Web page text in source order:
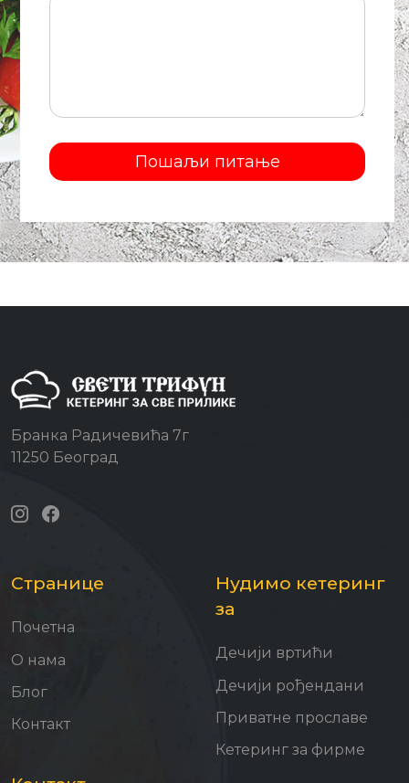
Бранка Радичевића 7г
11250 Београд
Странице
Почетна
О нама
Блог
Контакт
Нудимо кетеринг
за
Дечији вртићи
Дечији рођендани
Приватне прославе
Кетеринг за фирме